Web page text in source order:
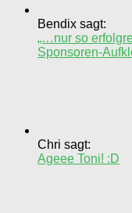
Bendix sagt:
„…nur so
Sponsoren-
Chri sagt:
Ageee Toni! :D